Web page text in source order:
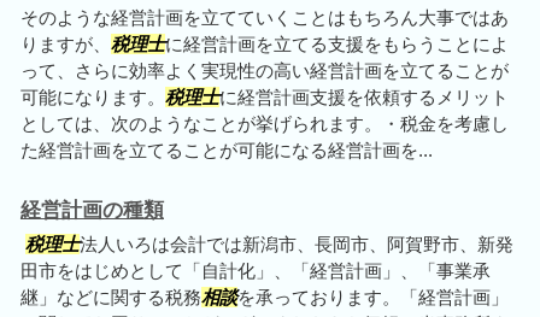
そのような経営計画を立てていくことはもちろん大事ではあ
りますが、 税理士に経営計画を立てる支援をもらうことによ
って、さらに効率よく実現性の高い経営計画を立てることが
可能になります。 税理士に経営計画支援を依頼するメリット
としては、次のようなことが挙げられます。・税金を考慮し
た経営計画を立てることが可能になる経営計画を...
経営計画の種類
税理士法人いろは会計では新潟市、長岡市、阿賀野市、新発
田市をはじめとして「自計化」、「経営計画」、「事業承
継」などに関する税務相談を承っております。「経営計画」